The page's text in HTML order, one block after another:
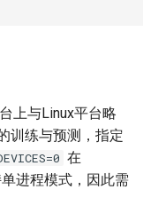
上与Linux平台略
训练与预测，指定
在
进程模式，因此需